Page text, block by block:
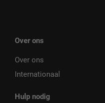
Over ons
Over ons
Internationaal
Hulp nodig